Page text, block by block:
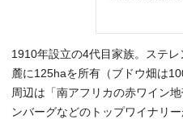
1910年設立の4代目家族。ステ
麓に125haを所有（ブドウ畑は
周辺は「南アフリカの赤ワイン
ンバーグなどのトップワイナリ